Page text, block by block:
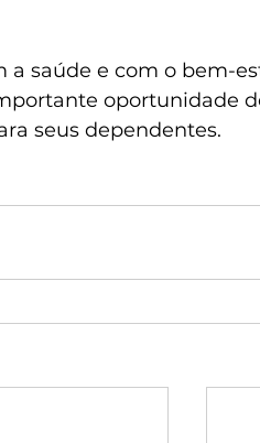
a saúde e com o bem-
oportunidade
seus dependentes.